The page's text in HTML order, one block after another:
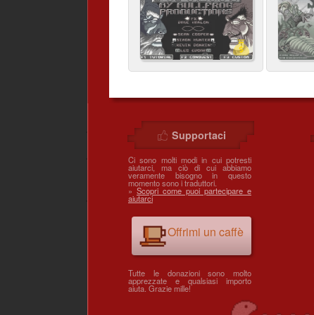
Supportaci
Ci sono molti modi in cui potresti
aiutarci, ma ciò di cui abbiamo
veramente bisogno in questo
momento sono i traduttori.
» Scopri come puoi partecipare e
aiutarci
Offrimi un caffè
Tutte le donazioni sono molto
apprezzate e qualsiasi importo
aiuta. Grazie mille!